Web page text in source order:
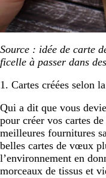
Source : idée de carte
ficelle à passer dans
1. Cartes créées selon
Qui a dit que vous
pour créer vos cartes
meilleures fournitures
belles cartes de vœux
l’environnement en
morceaux de tissus et